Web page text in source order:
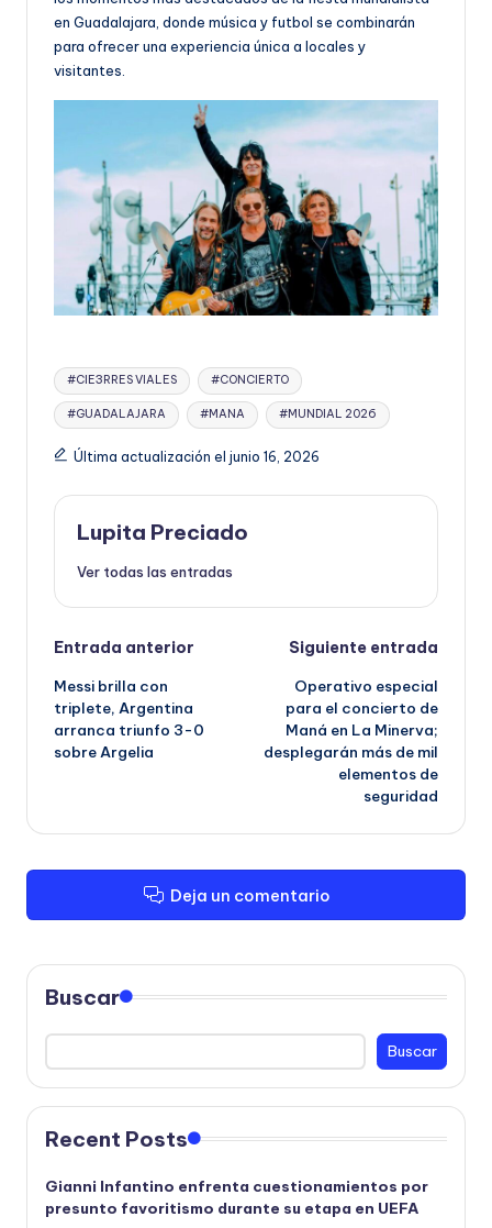
en Guadalajara, donde música y futbol se combinarán
para ofrecer una experiencia única a locales y
visitantes.
Etiquetas:
#CIE3RRES VIALES #CONCIERTO
#GUADALAJARA #MANA #MUNDIAL 2026
Última actualización el junio 16, 2026
Lupita Preciado
Ver todas las entradas
Navegación
de
entradas
Entrada anterior
Messi brilla con
triplete, Argentina
arranca triunfo 3-0
sobre Argelia
Siguiente entrada
Operativo especial
para el concierto de
Maná en La Minerva;
desplegarán más de mil
elementos de
seguridad
Deja un comentario
Buscar
Buscar
Recent Posts
Gianni Infantino enfrenta cuestionamientos por
presunto favoritismo durante su etapa en UEFA